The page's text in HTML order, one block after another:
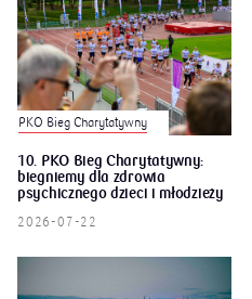
PKO Bieg Charytatywny
10. PKO Bieg Charytatywny:
biegniemy dla zdrowia
psychicznego dzieci i młodzieży
2026-07-22